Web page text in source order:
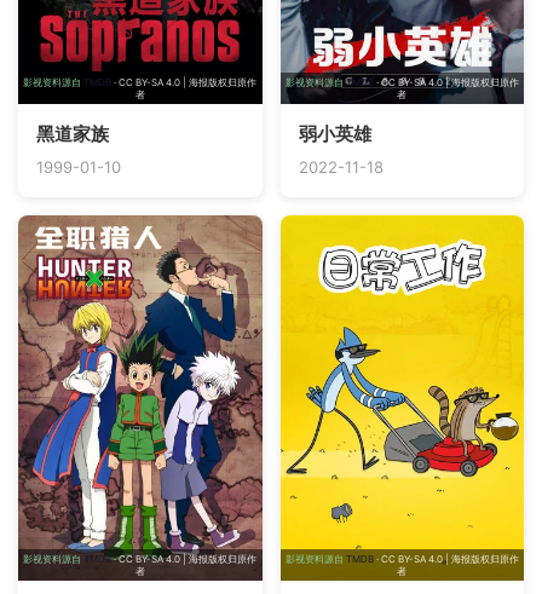
影视资料源自 TMDB · CC BY-SA 4.0 | 海报版权归原作
者
黑道家族
1999-01-10
影视资料源自TMDB · CC BY-SA 4.0 | 海报版权归原作
者
弱小英雄
2022-11-18
影视资料源自 TMDB· CC BY-SA 4.0 | 海报版权归原作
者
影视资料源自 TMDB· CC BY-SA 4.0 | 海报版权归原作
者